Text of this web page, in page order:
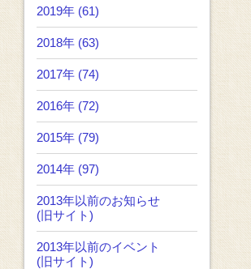
2019年 (61)
2018年 (63)
2017年 (74)
2016年 (72)
2015年 (79)
2014年 (97)
2013年以前のお知らせ
(旧サイト)
2013年以前のイベント
(旧サイト)